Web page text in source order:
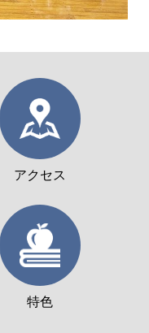
アクセス
特色